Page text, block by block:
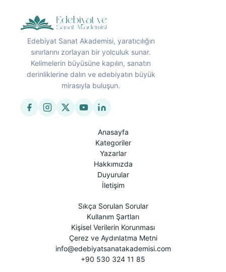
Edebiyat Sanat Akademisi, yaratıcılığın
sınırlarını zorlayan bir yolculuk sunar.
Kelimelerin büyüsüne kapılın, sanatın
derinliklerine dalın ve edebiyatın büyük
mirasıyla buluşun.
Anasayfa
Kategoriler
Yazarlar
Hakkımızda
Duyurular
İletişim
Sıkça Sorulan Sorular
Kullanım Şartları
Kişisel Verilerin Korunması
Çerez ve Aydınlatma Metni
info@edebiyatsanatakademisi.com
+90 530 324 11 85